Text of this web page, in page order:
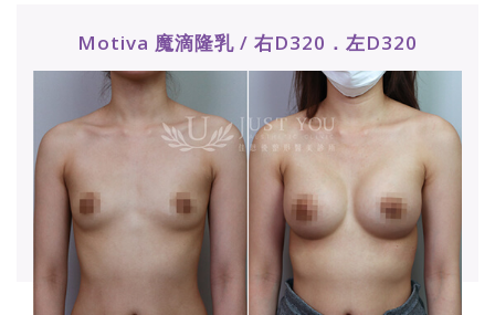
Motiva 魔滴隆乳 / 右D320．左D320